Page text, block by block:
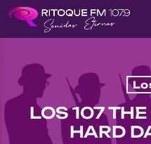
LOS 107
HARD